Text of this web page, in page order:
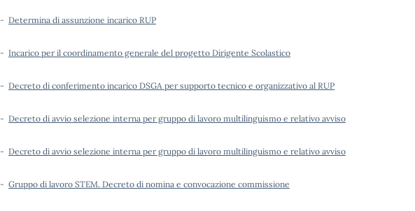
- Determina di assunzione incarico RUP
- Incarico per il coordinamento generale del progetto Dirigente Scolastico
- Decreto di conferimento incarico DSGA per supporto tecnico e organizzativo al RUP
- Decreto di avvio selezione interna per gruppo di lavoro multilinguismo e relativo avviso
- Decreto di avvio selezione interna per gruppo di lavoro multilinguismo e relativo avviso
- Gruppo di lavoro STEM. Decreto di nomina e convocazione commissione